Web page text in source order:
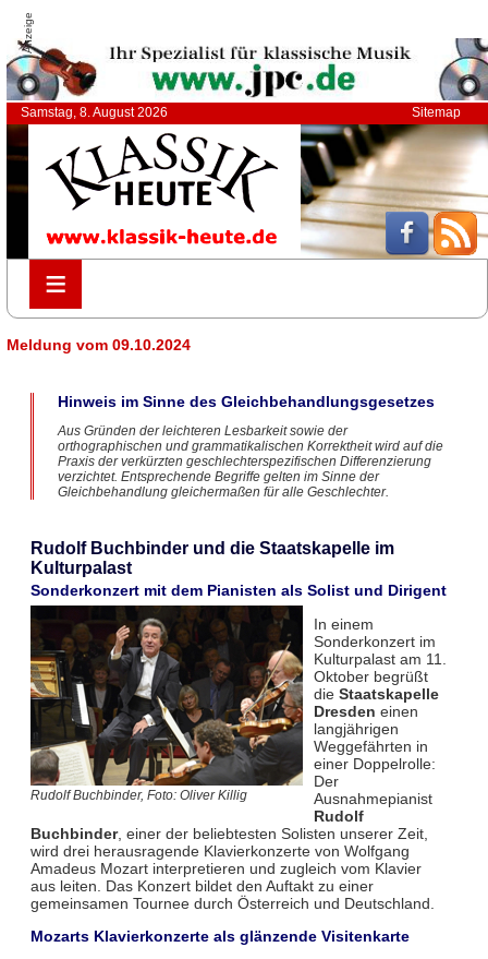
Anzeige
Samstag, 8. August 2026 Sitemap
≡
≡
Meldung vom 09.10.2024
Hinweis im Sinne des Gleichbehandlungsgesetzes
Aus Gründen der leichteren Lesbarkeit sowie der
orthographischen und grammatikalischen Korrektheit wird auf die
Praxis der verkürzten geschlechterspezifischen Differenzierung
verzichtet. Entsprechende Begriffe gelten im Sinne der
Gleichbehandlung gleichermaßen für alle Geschlechter.
Rudolf Buchbinder und die Staatskapelle im
Kulturpalast
Sonderkonzert mit dem Pianisten als Solist und Dirigent
Rudolf Buchbinder, Foto: Oliver Killig
In einem
Sonderkonzert im
Kulturpalast am 11.
Oktober begrüßt
die Staatskapelle
Dresden einen
langjährigen
Weggefährten in
einer Doppelrolle:
Der
Ausnahmepianist
Rudolf
Buchbinder, einer der beliebtesten Solisten unserer Zeit,
wird drei herausragende Klavierkonzerte von Wolfgang
Amadeus Mozart interpretieren und zugleich vom Klavier
aus leiten. Das Konzert bildet den Auftakt zu einer
gemeinsamen Tournee durch Österreich und Deutschland.
Mozarts Klavierkonzerte als glänzende Visitenkarte